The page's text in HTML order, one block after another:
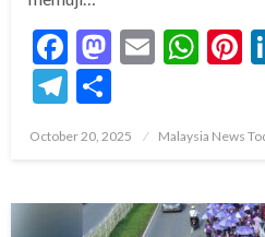
Facebook
Mastodon
Email
Telegram
Posted
October 20, 2025 Malaysia News